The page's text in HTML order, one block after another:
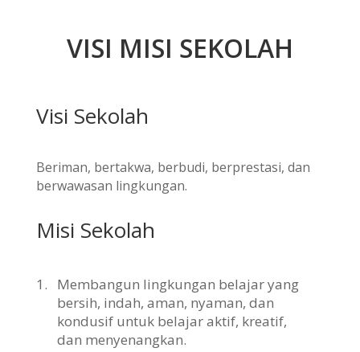
VISI MISI SEKOLAH
Visi Sekolah
Beriman, bertakwa, berbudi, berprestasi, dan
berwawasan lingkungan.
Misi Sekolah
1.
Membangun lingkungan belajar yang
bersih, indah, aman, nyaman, dan
kondusif untuk belajar aktif, kreatif,
dan menyenangkan.